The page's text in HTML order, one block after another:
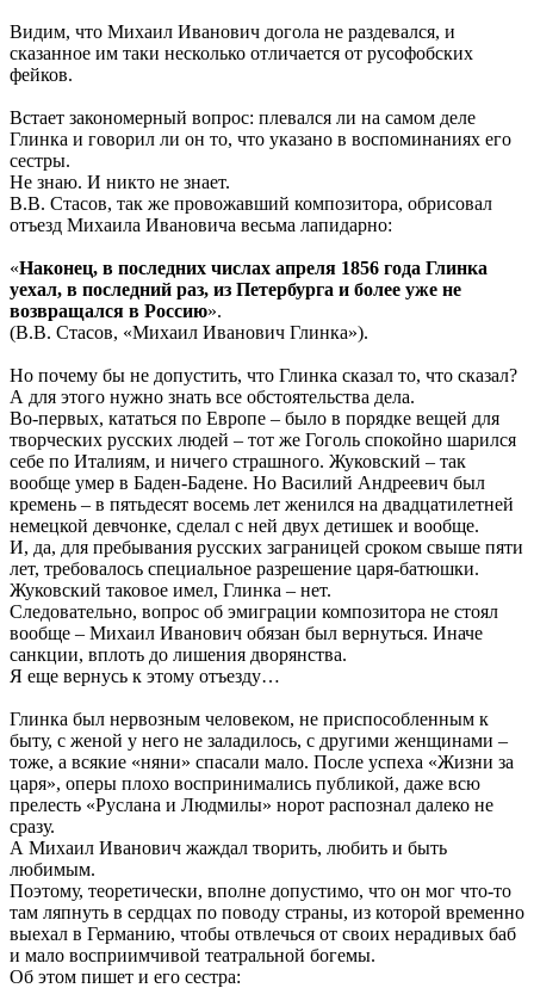
Видим, что Михаил Иванович догола не раздевался, и
сказанное им таки несколько отличается от русофобских
фейков.
Встает закономерный вопрос: плевался ли на самом деле
Глинка и говорил ли он то, что указано в воспоминаниях его
сестры.
Не знаю. И никто не знает.
В.В. Стасов, так же провожавший композитора, обрисовал
отъезд Михаила Ивановича весьма лапидарно:
«Наконец, в последних числах апреля 1856 года Глинка
уехал, в последний раз, из Петербурга и более уже не
возвращался в Россию».
(В.В. Стасов, «Михаил Иванович Глинка»).
Но почему бы не допустить, что Глинка сказал то, что сказал?
А для этого нужно знать все обстоятельства дела.
Во-первых, кататься по Европе – было в порядке вещей для
творческих русских людей – тот же Гоголь спокойно шарился
себе по Италиям, и ничего страшного. Жуковский – так
вообще умер в Баден-Бадене. Но Василий Андреевич был
кремень – в пятьдесят восемь лет женился на двадцатилетней
немецкой девчонке, сделал с ней двух детишек и вообще.
И, да, для пребывания русских заграницей сроком свыше пяти
лет, требовалось специальное разрешение царя-батюшки.
Жуковский таковое имел, Глинка – нет.
Следовательно, вопрос об эмиграции композитора не стоял
вообще – Михаил Иванович обязан был вернуться. Иначе
санкции, вплоть до лишения дворянства.
Я еще вернусь к этому отъезду…
Глинка был нервозным человеком, не приспособленным к
быту, с женой у него не заладилось, с другими женщинами –
тоже, а всякие «няни» спасали мало. После успеха «Жизни за
царя», оперы плохо воспринимались публикой, даже всю
прелесть «Руслана и Людмилы» норот распознал далеко не
сразу.
А Михаил Иванович жаждал творить, любить и быть
любимым.
Поэтому, теоретически, вполне допустимо, что он мог что-то
там ляпнуть в сердцах по поводу страны, из которой временно
выехал в Германию, чтобы отвлечься от своих нерадивых баб
и мало восприимчивой театральной богемы.
Об этом пишет и его сестра: